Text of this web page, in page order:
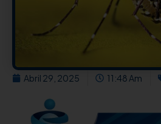
Abril 29, 2025 11:48 Am